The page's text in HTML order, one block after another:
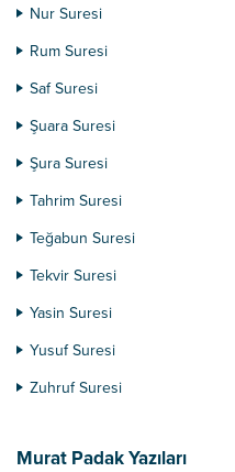
Nur Suresi
Rum Suresi
Saf Suresi
Şuara Suresi
Şura Suresi
Tahrim Suresi
Teğabun Suresi
Tekvir Suresi
Yasin Suresi
Yusuf Suresi
Zuhruf Suresi
Murat Padak Yazıları